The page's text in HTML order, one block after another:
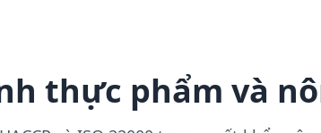
thực phẩm và